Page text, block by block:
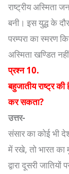
राष्ट्रीय अस्मिता
बनी। इस युद्ध के
परम्परा का स्मरण
अस्मिता खण्डित
प्रश्न 10.
बहुजातीय राष्ट्र
कर सकता?
उत्तर-
संसार का कोई भी
में रखे, तो भारत का
द्वारा दूसरी